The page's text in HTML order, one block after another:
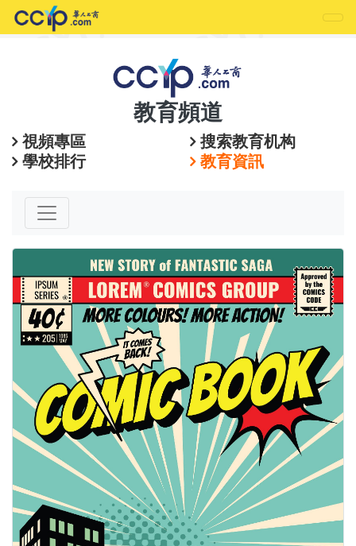
教育頻道
視頻專區
搜索教育机构
學校排行
教育資訊